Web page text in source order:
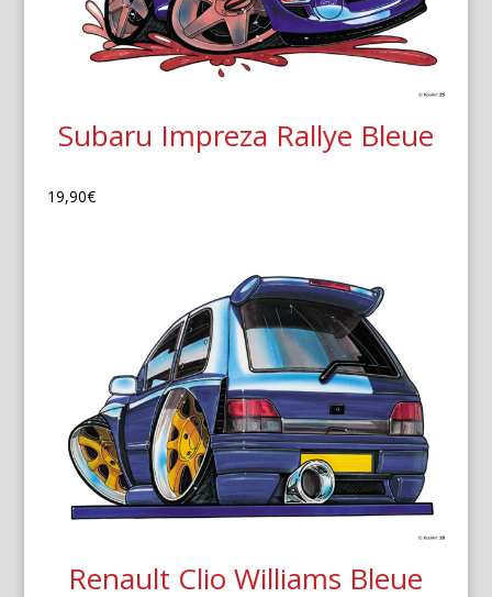
Subaru Impreza Rallye Bleue
19,90€
Renault Clio Williams Bleue